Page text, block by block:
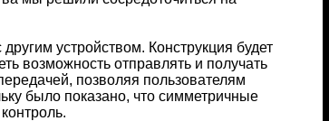
устройством. Конструкция будет
возможность отправлять и получать
позволяя пользователям
было показано, что симметричные